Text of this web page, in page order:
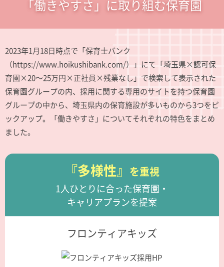
「働きやすさ」に取り組む保育園
2023年1月18日時点で「保育士バンク
（https://www.hoikushibank.com/）」にて「埼玉県×認可保
育園×20～25万円×正社員×残業なし」で検索して表示された
保育園グループの内、採用に関する専用のサイトを持つ保育園
グループの中から、埼玉県内の保育施設が多いものから3つをピ
ックアップ。「働きやすさ」についてそれぞれの特色をまとめ
ました。
『多様性』 を重視
1人ひとりに合った保育園・
キャリアプランを提案
フロンティアキッズ